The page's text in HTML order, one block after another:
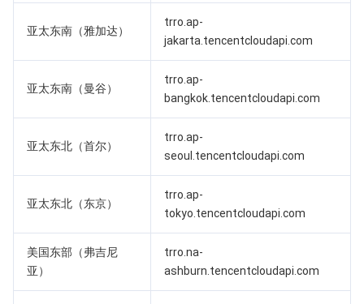
私有连接
弹性公网 IP
全球应用加速
数据湖计算
腾讯云数据仓库 TCHouse-C
腾讯云数据仓库 TCHouse-D
腾讯云 BI
语音识别
机器翻译
文字识别
人脸核身
腾讯云大模型训推平台TI-ONE
智能音乐平台
腾讯大模型
腾讯云智能体开发平台
知识引擎原子能力
腾讯混元生3D
物联网通信
消息队列
消息队列 RabbitMQ 版
移动推送
即时通信 IM
视频服务
亚太东南（雅加达）
trro.ap-
jakarta.tencentcloudapi.com
亚太东南（曼谷）
trro.ap-
bangkok.tencentcloudapi.com
亚太东北（首尔）
trro.ap-
seoul.tencentcloudapi.com
亚太东北（东京）
trro.ap-
tokyo.tencentcloudapi.com
美国东部（弗吉尼
亚）
trro.na-
ashburn.tencentcloudapi.com